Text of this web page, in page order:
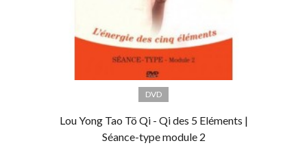
DVD
Lou Yong Tao Tö Qi - Qi des 5 Eléments |
Séance-type module 2